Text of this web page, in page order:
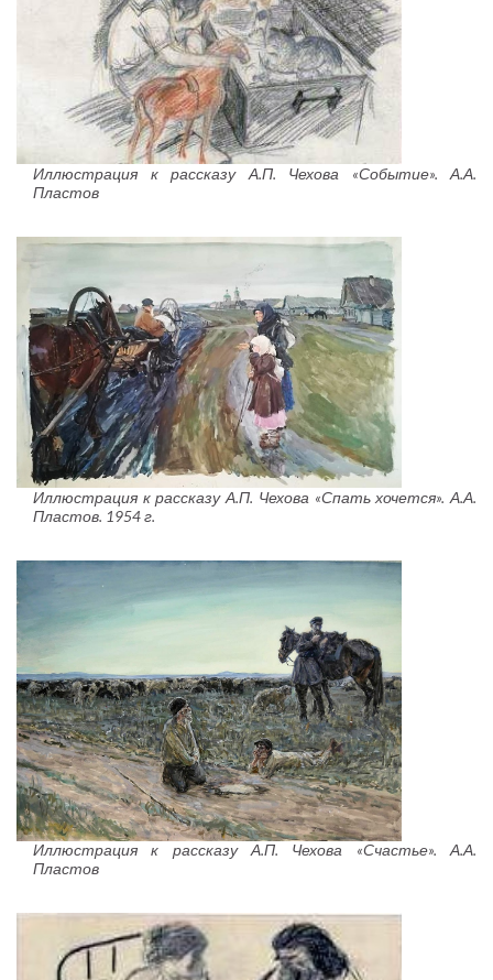
Иллюстрация к рассказу А.П. Чехова «Событие». А.А.
Пластов
Иллюстрация к рассказу А.П. Чехова «Спать хочется». А.А.
Пластов. 1954 г.
Иллюстрация к рассказу А.П. Чехова «Счастье». А.А.
Пластов